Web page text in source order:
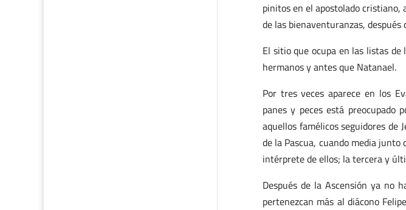
pinitos en el apostolado cristiano,
de las bienaventuranzas,
El sitio que ocupa en las listas de
hermanos y antes que Natanael.
Por tres veces aparece en los
panes y peces está preocupado
aquellos famélicos seguidores de
de la Pascua, cuando media
intérprete de ellos; la tercera y
Después de la Ascensión ya no
pertenezcan más al diácono